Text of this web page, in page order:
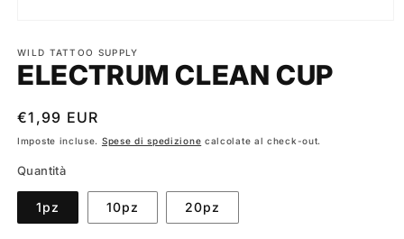
multimediali
1
in
WILD TATTOO SUPPLY
ELECTRUM CLEAN CUP
Prezzo
di
€1,99 EUR
Imposte incluse. Spese di spedizione calcolate al check-out.
Quantità
1pz 10pz 20pz